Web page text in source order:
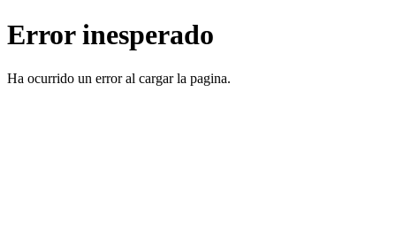
Error inesperado
Ha ocurrido un error al cargar la pagina.